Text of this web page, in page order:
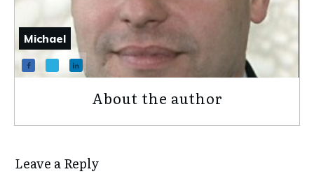
Michael
About the author
Leave a Repl​​​​​y